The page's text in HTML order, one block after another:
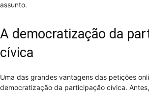
assunto.
A democratização da
cívica
Uma das grandes vantagens das petições
democratização da participação cívica.